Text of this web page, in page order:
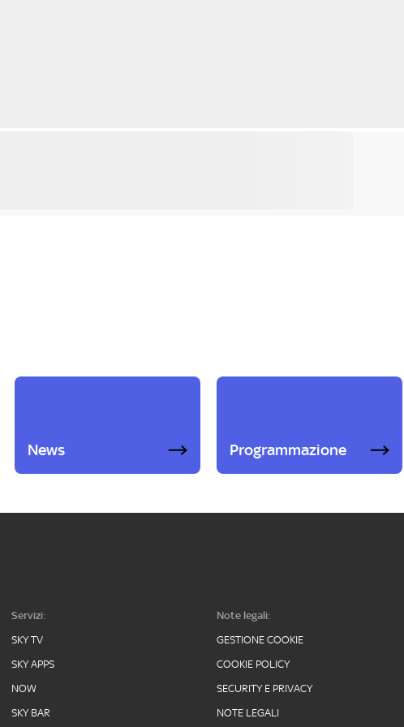
News Programmazione
Servizi:
SKY TV
SKY APPS
NOW
SKY BAR
Note legali:
GESTIONE COOKIE
COOKIE POLICY
SECURITY E PRIVACY
NOTE LEGALI